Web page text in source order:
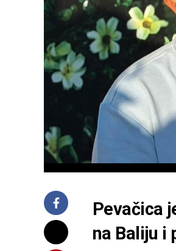
Pevačica
na Baliju i